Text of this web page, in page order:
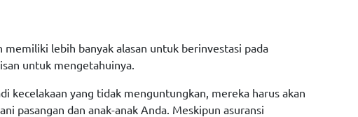
lebih banyak alasan untuk berinvestasi pada
untuk mengetahuinya.
kecelakaan yang tidak menguntungkan, mereka harus akan
pasangan dan anak-anak Anda. Meskipun asuransi